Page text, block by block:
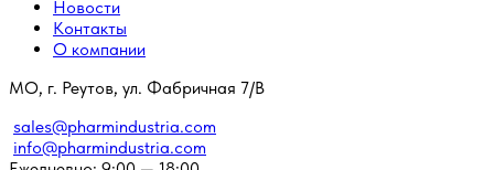
Новости
Контакты
О компании
МО, г. Реутов, ул. Фабричная 7/В
sales@pharmindustria.com
info@pharmindustria.com